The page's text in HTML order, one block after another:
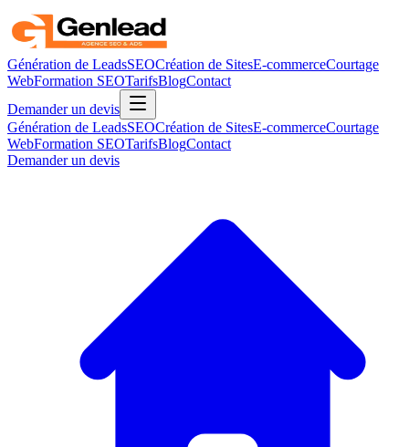
Génération de LeadsSEOCréation de SitesE-commerceCourtage
WebFormation SEOTarifsBlogContact
Demander un devis
Génération de LeadsSEOCréation de SitesE-commerceCourtage
WebFormation SEOTarifsBlogContact
Demander un devis